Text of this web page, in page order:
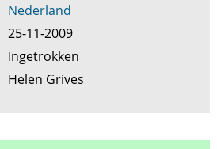
Nederland
25-11-2009
Ingetrokken
Helen Grives